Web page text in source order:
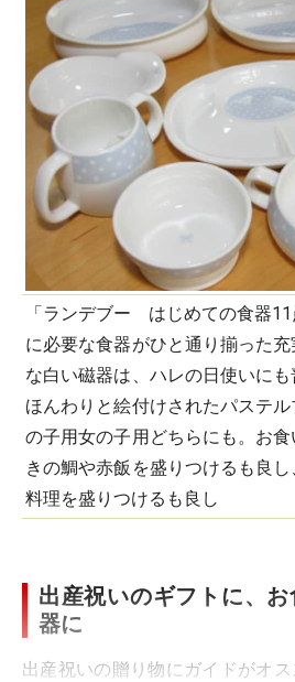
「ランデブー はじめての食器
に必要な食器がひと通り揃った
な白い磁器は、ハレの日使いにも
ほんわりと絵付けされたパステ
の子用女の子用どちらにも。お
きの鯛や赤飯を盛りつけるも良
料理を盛りつけるも良し
出産祝いのギフトに、
器に
出産祝いの贈り物にガイドがオ